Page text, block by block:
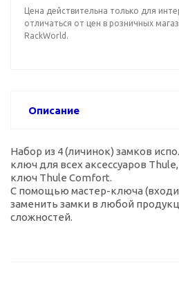
Цена действительна только для
отличаться от цен в розничных
RackWorld.
Описание
Набор из 4 (личинок) замков
ключ для всех аксессуаров
ключ Thule Comfort.
С помощью мастер-ключа
заменить замки в любой
сложностей.